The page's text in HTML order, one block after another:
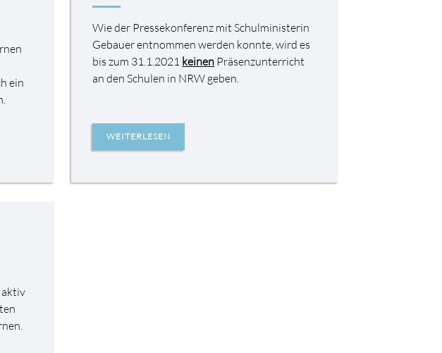
ein
Wie der Pressekonferenz mit Schulministerin
Gebauer entnommen werden konnte, wird es
bis zum 31.1.2021 keinen Präsenzunterricht
an den Schulen in NRW geben.
WEITERLESEN
aktiv